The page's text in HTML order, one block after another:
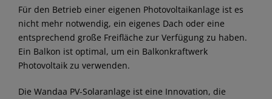
Für den Betrieb einer eigenen Photovoltaikanlage ist es
nicht mehr notwendig, ein eigenes Dach oder eine
entsprechend große Freifläche zur Verfügung zu haben.
Ein Balkon ist optimal, um ein Balkonkraftwerk
Photovoltaik zu verwenden.
Die Wandaa PV-Solaranlage ist eine Innovation, die